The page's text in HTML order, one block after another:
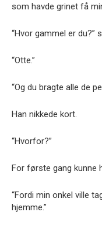
som havde grinet få
“Hvor gammel er du?”
“Otte.”
“Og du bragte alle de
Han nikkede kort.
“Hvorfor?”
For første gang kunne
“Fordi min onkel ville
hjemme.”